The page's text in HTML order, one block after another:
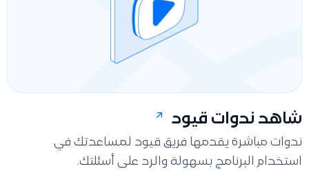
شاهد ندوات قيود
ندوات مباشرة يقدمها فريق قيود لمساعدتك في
استخدام البرنامج بسهولة والرد على أسئلتك.